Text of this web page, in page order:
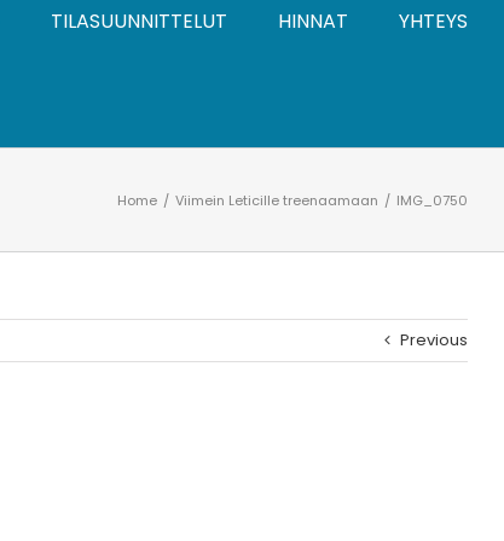
TILASUUNNITTELUT HINNAT YHTEYS
Home Viimein Leticille treenaamaan IMG_0750
Previous